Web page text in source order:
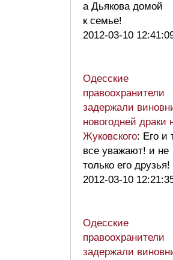
а Дьякова домой
к семье!
2012-03-10
Одесские
правоохранители
задержали
новогодней драки
Жуковского: Его и
все уважают! и не
только его друзья!
2012-03-10
Одесские
правоохранители
задержали